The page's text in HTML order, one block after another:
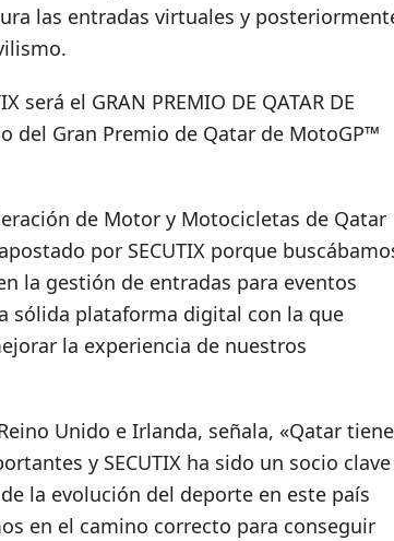
las entradas virtuales y
el GRAN PREMIO DE QATAR DE
del Gran Premio de Qatar de MotoGP™
de Motor y Motocicletas de Qatar
por SECUTIX porque
la gestión de entradas para eventos
sólida plataforma digital con la que
la experiencia de nuestros
Unido e Irlanda, señala, «Qatar tiene
y SECUTIX ha sido un socio clave
la evolución del deporte en este país
en el camino correcto para conseguir